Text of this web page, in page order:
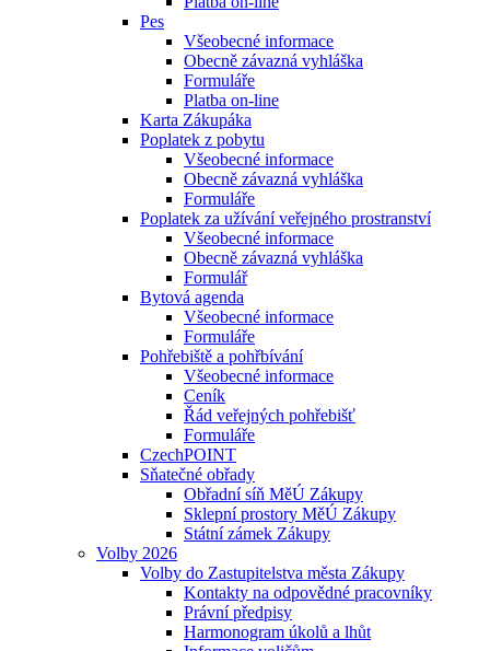
Pes
Všeobecné informace
Obecně závazná vyhláška
Formuláře
Platba on-line
Karta Zákupáka
Poplatek z pobytu
Všeobecné informace
Obecně závazná vyhláška
Formuláře
Poplatek za užívání veřejného prostranství
Všeobecné informace
Obecně závazná vyhláška
Formulář
Bytová agenda
Všeobecné informace
Formuláře
Pohřebiště a pohřbívání
Všeobecné informace
Ceník
Řád veřejných pohřebišť
Formuláře
CzechPOINT
Sňatečné obřady
Obřadní síň MěÚ Zákupy
Sklepní prostory MěÚ Zákupy
Státní zámek Zákupy
Volby 2026
Volby do Zastupitelstva města Zákupy
Kontakty na odpovědné pracovníky
Právní předpisy
Harmonogram úkolů a lhůt